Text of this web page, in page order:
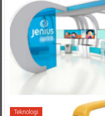
Teknologi